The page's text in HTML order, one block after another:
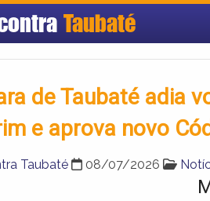
Taubaté
de Taubaté adia
e aprova novo
Taubaté 08/07/2026